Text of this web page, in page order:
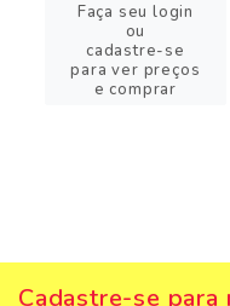
Faça seu login
ou
cadastre-se
para ver preços
e comprar
Cadastre-se